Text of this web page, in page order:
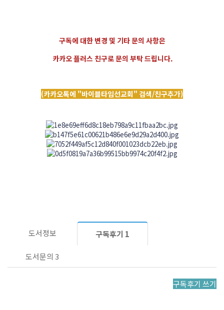
구독에 대한 변경 및 기타 문의 사항은
카카오 플러스 친구로 문의 부탁 드립니다.
(카카오톡에 "바이블타임선교회" 검색/친구추가)
도서정보 구독후기 1
도서문의3
구독후기 쓰기